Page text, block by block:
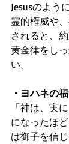
Jesusのよう
霊的権威や
されると、
黄金律をし
い。
・ヨハネの
「神は、実
になったほ
は御子を信